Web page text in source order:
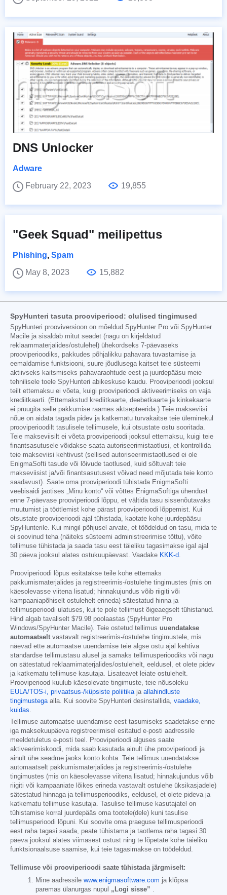
DNS Unlocker
Adware
February 22, 2023
19,855
"Geek Squad" meilipettus
Phishing, Spam
May 8, 2023
15,882
SpyHunteri tasuta prooviperiood: olulised tingimused
SpyHunteri prooviversioon on mõeldud SpyHunter Pro või SpyHunter
Macile ja sisaldab mitut seadet (nagu on kirjeldatud
reklaammaterjalides/ostulehel) ühekordseks 7-päevaseks
prooviperioodiks, pakkudes põhjalikku pahavara tuvastamise ja
eemaldamise funktsiooni, suure jõudlusega kaitset teie süsteemi
aktiivseks kaitsmiseks pahavaraohtude eest ja juurdepääsu meie
tehnilisele toele SpyHunteri abikeskuse kaudu. Prooviperioodi jooksul
teilt ettemaksu ei võeta, kuigi prooviperioodi aktiveerimiseks on vaja
krediitkaarti. (Ettemakstud krediitkaarte, deebetkaarte ja kinkekaarte
ei pruugita selle pakkumise raames aktsepteerida.) Teie makseviisi
nõue on aidata tagada pidev ja katkematu turvakaitse teie üleminekul
prooviperioodilt tasulisele tellimusele, kui otsustate ostu sooritada.
Teie makseviisilt ei võeta prooviperioodi jooksul ettemaksu, kuigi teie
finantsasutusele võidakse saata autoriseerimistaotlusi, et kontrollida
teie makseviisi kehtivust (sellised autoriseerimistaotlused ei ole
EnigmaSofti tasude või lõivude taotlused, kuid sõltuvalt teie
makseviisist ja/või finantsasutusest võivad need mõjutada teie konto
saadavust). Saate oma prooviperioodi tühistada EnigmaSofti
veebisaidi jaotises „Minu konto“ või võttes EnigmaSoftiga ühendust
enne 7-päevase prooviperioodi lõppu, et vältida tasu sissenõutavaks
muutumist ja töötlemist kohe pärast prooviperioodi lõppemist. Kui
otsustate prooviperioodi ajal tühistada, kaotate kohe juurdepääsu
SpyHunterile. Kui mingil põhjusel arvate, et töödeldud on tasu, mida te
ei soovinud teha (näiteks süsteemi administreerimise tõttu), võite
tellimuse tühistada ja saada tasu eest täieliku tagasimakse igal ajal
30 päeva jooksul alates ostukuupäevast. Vaadake KKK-d.
Prooviperioodi lõpus esitatakse teile kohe ettemaks
pakkumismaterjalides ja registreerimis-/ostulehe tingimustes (mis on
käesolevasse viitena lisatud; hinnakujundus võib riigiti või
kampaaniapõhiselt ostulehelt erineda) sätestatud hinna ja
tellimusperioodi ulatuses, kui te pole tellimust õigeaegselt tühistanud.
Hind algab tavaliselt $79.98 poolaastas (SpyHunter Pro
Windows/SpyHunter Macile). Teie ostetud tellimus uuendatakse
automaatselt vastavalt registreerimis-/ostulehe tingimustele, mis
näevad ette automaatse uuendamise teie algse ostu ajal kehtiva
standardse tellimustasu alusel ja samaks tellimusperioodiks või nagu
on sätestatud reklaamimaterjalides/ostulehelt, eeldusel, et olete pidev
ja katkematu tellimuse kasutaja. Lisateavet leiate ostulehelt.
Prooviperiood kuulub käesolevate tingimuste, teie nõusoleku
EULA/TOS-i, privaatsus-/küpsiste poliitikaja allahindluste
tingimustegaalla. Kui soovite SpyHunteri desinstallida, vaadake,
kuidas.
Tellimuse automaatse uuendamise eest tasumiseks saadetakse enne
iga maksekuupäeva registreerimisel esitatud e-posti aadressile
meeldetuletus e-posti teel. Prooviperioodi alguses saate
aktiveerimiskoodi, mida saab kasutada ainult ühe prooviperioodi ja
ainult ühe seadme jaoks konto kohta. Teie tellimus uuendatakse
automaatselt pakkumismaterjalides ja registreerimis-/ostulehe
tingimustes (mis on käesolevasse viitena lisatud; hinnakujundus võib
riigiti või kampaaniate lõikes erineda vastavalt ostulehe üksikasjadele)
sätestatud hinnaga ja tellimusperioodiks, eeldusel, et olete pideva ja
katkematu tellimuse kasutaja. Tasulise tellimuse kasutajatel on
tühistamise korral juurdepääs oma tootele(dele) kuni tasulise
tellimusperioodi lõpuni. Kui soovite oma praeguse tellimusperioodi
eest raha tagasi saada, peate tühistama ja taotlema raha tagasi 30
päeva jooksul alates viimasest ostust ning te lõpetate kohe täieliku
funktsionaalsuse saamise, kui teie tagasimakse on töödeldud.
Tellimuse või prooviperioodi saate tühistada järgmiselt:
Mine aadressile www.enigmasoftware.com ja klõpsa
paremas ülanurgas nupul „Logi sisse”